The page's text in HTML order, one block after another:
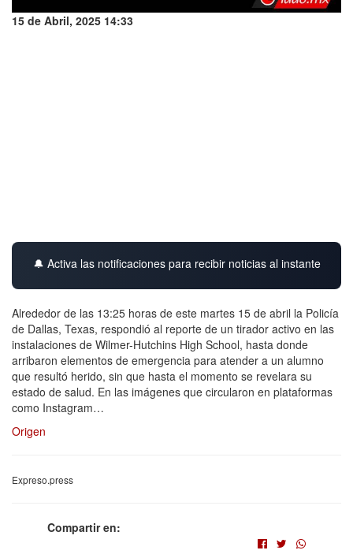
15 de Abril, 2025 14:33
🔔 Activa las notificaciones para recibir noticias al instante
Alrededor de las 13:25 horas de este martes 15 de abril la Policía
de Dallas, Texas, respondió al reporte de un tirador activo en las
instalaciones de Wilmer-Hutchins High School, hasta donde
arribaron elementos de emergencia para atender a un alumno
que resultó herido, sin que hasta el momento se revelara su
estado de salud. En las imágenes que circularon en plataformas
como Instagram…
Origen
Expreso.press
Compartir en: